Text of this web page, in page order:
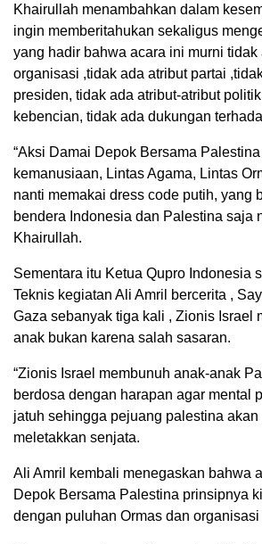
Khairullah menambahkan dalam
ingin memberitahukan sekaligus
yang hadir bahwa acara ini murni tidak
organisasi ,tidak ada atribut partai
presiden, tidak ada atribut-atribut
kebencian, tidak ada dukungan
“Aksi Damai Depok Bersama
kemanusiaan, Lintas Agama, Lintas
nanti memakai dress code putih, yang
bendera Indonesia dan Palestina saja
Khairullah.
Sementara itu Ketua Qupro Indonesia
Teknis kegiatan Ali Amril bercerita ,
Gaza sebanyak tiga kali , Zionis Israel
anak bukan karena salah sasaran.
“Zionis Israel membunuh anak-anak
berdosa dengan harapan agar mental
jatuh sehingga pejuang palestina akan
meletakkan senjata.
Ali Amril kembali menegaskan bahwa
Depok Bersama Palestina prinsipnya
dengan puluhan Ormas dan